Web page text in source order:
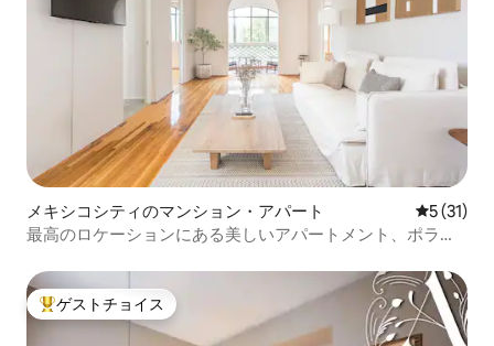
メキシコシティのマンション・アパート レビュー
5 (31)
最高のロケーションにある美しいアパートメント、ポラン
大好評のゲストチョイスです。
ゲストチョイス